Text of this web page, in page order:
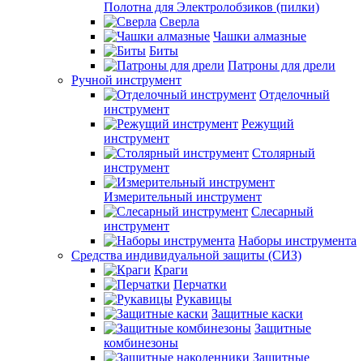
Полотна для Электролобзиков (пилки)
Сверла
Чашки алмазные
Биты
Патроны для дрели
Ручной инструмент
Отделочный
инструмент
Режущий
инструмент
Столярный
инструмент
Измерительный инструмент
Слесарный
инструмент
Наборы инструмента
Средства индивидуальной защиты (СИЗ)
Краги
Перчатки
Рукавицы
Защитные каски
Защитные
комбинезоны
Защитные